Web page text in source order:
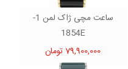
ساعت مچی ژاک لمن 1-
1854E
79,900,000 تومان